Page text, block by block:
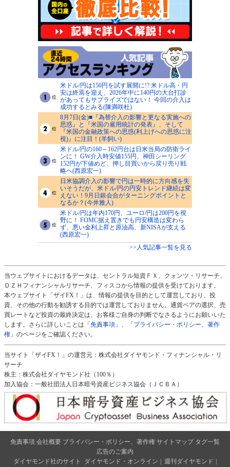
米ドル/円は150円を試す展開に!? 米ドル高・円
安は終焉を迎え、2026年中に140円の大台打診
があってもサプライズではない！ 今回の介入は
成功するとみる(陳満咲杜)
8月7日(金)■『為替介入の影響と更なる実施への
思惑』と『米国の雇用統計の発表』、そして
『米国の金融政策への思惑(利上げへの思惑に注
視)』に注目！(羊飼い)
米ドル/円の160～162円台は日米当局の防衛ライ
ンに！ GW介入時安値155円、神田シーリング
152円が下値めど、押し目買いから戻り売り戦
略へ(西原宏一)
日米協調介入の影響で円は一時的に方向感を失
いそうだが、米ドル/円の円安トレンド継続は変
えない！9月日銀会合がターニングポイントと
なるか？(今井雅人)
米ドル/円は年内170円、ユーロ/円は200円を視
野に！ FOMC据え置きでも円安構造は変わら
ず、悪い金利上昇と原油高、新NISAが支える
(西原宏一)
>>人気記事一覧を見る
当ウェブサイトにおけるデータは、セントラル短資ＦＸ、クォンツ・リサーチ、
ＤＺＨフィナンシャルリサーチ、フィスコから情報の提供を受けております。
本ウェブサイト「ザイFX！」は、情報の提供を目的として運営しており、投
資、その他の行動を勧誘する目的では運営しておりません。通貨ペアの選択、売
買レートなど投資の最終決定は、お客様ご自身の判断でなさるようにお願いいた
します。さらに詳しいことは 「免責事項」
「プライバシー・ポリシー、著作
権」 のページをご確認ください。
当サイト「ザイFX！」の運営元：株式会社ダイヤモンド・フィナンシャル・リ
サーチ
株主：株式会社ダイヤモンド社（100％）
加入協会：一般社団法人日本暗号資産ビジネス協会（ＪＣＢＡ）
免責事項 会社概要 プライバシー・ポリシー、著作権 サイトマップ タグ一覧
広告のご案内
ダイヤモンド社のサイト
ダイヤモンド・オンライン 週刊ダイヤモンド